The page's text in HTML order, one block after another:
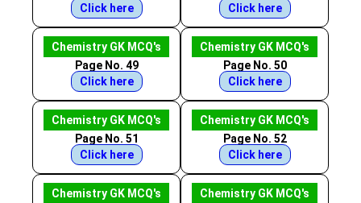
Click here
Click here
Chemistry GK MCQ's
Page No. 49
Click here
Chemistry GK MCQ's
Page No. 50
Click here
Chemistry GK MCQ's
Page No. 51
Click here
Chemistry GK MCQ's
Page No. 52
Click here
Chemistry GK MCQ's
Chemistry GK MCQ's